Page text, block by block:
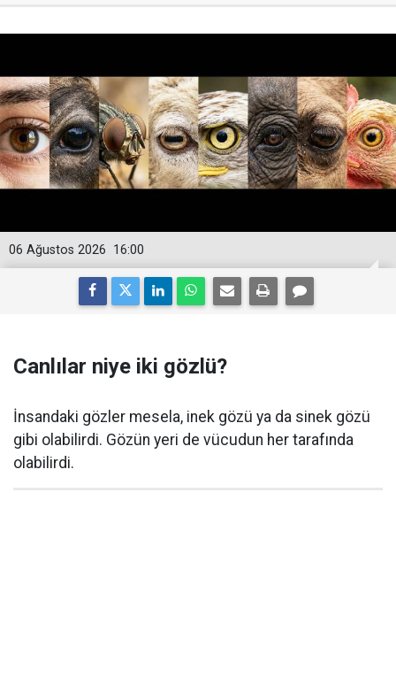
16:00
06 Ağustos 2026
Canlılar niye iki gözlü?
İnsandaki gözler mesela, inek gözü ya da sinek gözü
gibi olabilirdi. Gözün yeri de vücudun her tarafında
olabilirdi.